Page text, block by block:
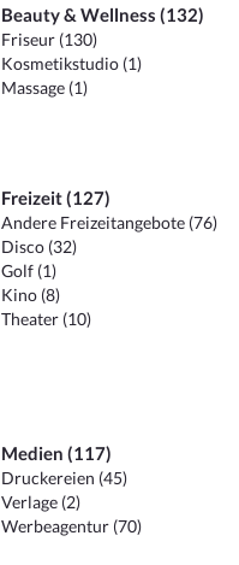
Beauty & Wellness (132)
Friseur (130)
Kosmetikstudio (1)
Massage (1)
Freizeit (127)
Andere Freizeitangebote (76)
Disco (32)
Golf (1)
Kino (8)
Theater (10)
Medien (117)
Druckereien (45)
Verlage (2)
Werbeagentur (70)